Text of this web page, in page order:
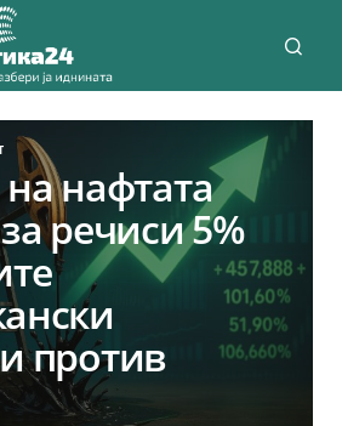
нафтата
речиси 5%
против